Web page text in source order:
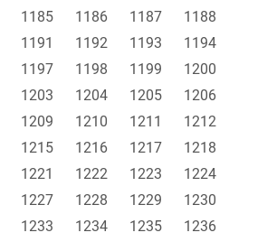
1185 1186 1187
1188
1191 1192 1193
1194
1197 1198 1199
1200
1203 1204 1205
1206
1209 1210 1211
1212
1215 1216 1217
1218
1221 1222 1223
1224
1227 1228 1229
1230
1233 1234 1235
1236